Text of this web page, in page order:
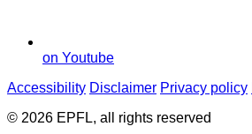
on Youtube
Accessibility Disclaimer Privacy policy
© 2026 EPFL, all rights reserved